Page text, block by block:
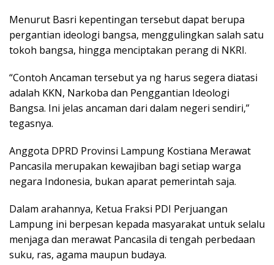
Menurut Basri kepentingan tersebut dapat berupa
pergantian ideologi bangsa, menggulingkan salah satu
tokoh bangsa, hingga menciptakan perang di NKRI.
“Contoh Ancaman tersebut ya ng harus segera diatasi
adalah KKN, Narkoba dan Penggantian Ideologi
Bangsa. Ini jelas ancaman dari dalam negeri sendiri,”
tegasnya.
Anggota DPRD Provinsi Lampung Kostiana Merawat
Pancasila merupakan kewajiban bagi setiap warga
negara Indonesia, bukan aparat pemerintah saja.
Dalam arahannya, Ketua Fraksi PDI Perjuangan
Lampung ini berpesan kepada masyarakat untuk selalu
menjaga dan merawat Pancasila di tengah perbedaan
suku, ras, agama maupun budaya.